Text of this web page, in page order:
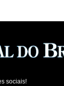
sociais!